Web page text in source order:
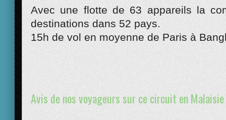
Avec une flotte de 63 appareils la
destinations dans 52 pays.
15h de vol en moyenne de Paris à
Avis de nos voyageurs sur ce circuit en Malaisie